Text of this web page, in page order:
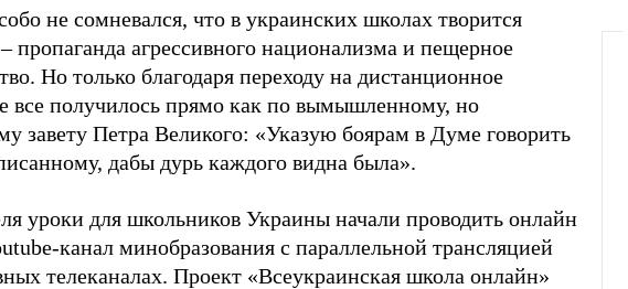
не сомневался, что в украинских школах творится
пропаганда агрессивного национализма и пещерное
Но только благодаря переходу на дистанционное
все получилось прямо как по вымышленному, но
завету Петра Великого: «Указую боярам в Думе говорить
дабы дурь каждого видна была».
уроки для школьников Украины начали проводить онлайн
канал минобразования с параллельной трансляцией
телеканалах. Проект «Всеукраинская школа онлайн»